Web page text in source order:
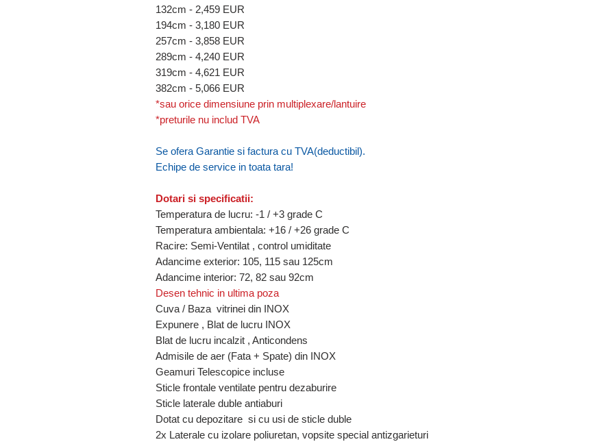
132cm - 2,459 EUR
194cm - 3,180 EUR
257cm - 3,858 EUR
289cm - 4,240 EUR
319cm - 4,621 EUR
382cm - 5,066 EUR
*sau orice dimensiune prin multiplexare/lantuire
*preturile nu includ TVA
Se ofera Garantie si factura cu TVA(deductibil).
Echipe de service in toata tara!
Dotari si specificatii:
Temperatura de lucru: -1 / +3 grade C
Temperatura ambientala: +16 / +26 grade C
Racire: Semi-Ventilat , control umiditate
Adancime exterior: 105, 115 sau 125cm
Adancime interior: 72, 82 sau 92cm
Desen tehnic in ultima poza
Cuva / Baza vitrinei din INOX
Expunere , Blat de lucru INOX
Blat de lucru incalzit , Anticondens
Admisile de aer (Fata + Spate) din INOX
Geamuri Telescopice incluse
Sticle frontale ventilate pentru dezaburire
Sticle laterale duble antiaburi
Dotat cu depozitare si cu usi de sticle duble
2x Laterale cu izolare poliuretan, vopsite special antizgarieturi